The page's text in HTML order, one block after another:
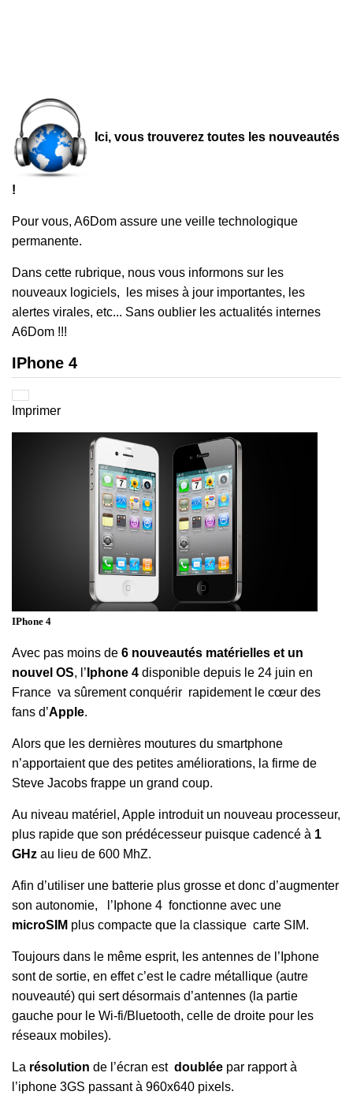
Ici, vous trouverez toutes les nouveautés
!
Pour vous, A6Dom assure une veille technologique
permanente.
Dans cette rubrique, nous vous informons sur les
nouveaux logiciels, les mises à jour importantes, les
alertes virales, etc... Sans oublier les actualités internes
A6Dom !!!
IPhone 4
Imprimer
IPhone 4
Avec pas moins de 6 nouveautés matérielles et un
nouvel OS, l’ Iphone 4 disponible depuis le 24 juin en
France va sûrement conquérir rapidement le cœur des
fans d’Apple.
Alors que les dernières moutures du smartphone
n’apportaient que des petites améliorations, la firme de
Steve Jacobs frappe un grand coup.
Au niveau matériel, Apple introduit un nouveau processeur,
plus rapide que son prédécesseur puisque cadencé à 1
GHz au lieu de 600 MhZ.
Afin d’utiliser une batterie plus grosse et donc d’augmenter
son autonomie, l’Iphone 4 fonctionne avec une
microSIM plus compacte que la classique carte SIM.
Toujours dans le même esprit, les antennes de l’Iphone
sont de sortie, en effet c’est le cadre métallique (autre
nouveauté) qui sert désormais d’antennes (la partie
gauche pour le Wi-fi/Bluetooth, celle de droite pour les
réseaux mobiles).
La résolution de l’écran est doublée par rapport à
l’iphone 3GS passant à 960x640 pixels.